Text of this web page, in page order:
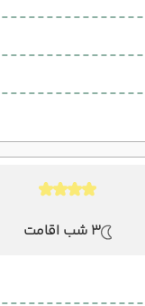
3 شب اقامت